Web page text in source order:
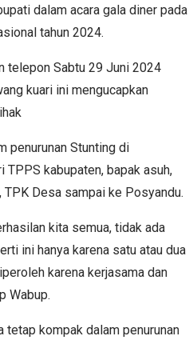
dalam acara gala diner pada
tahun 2024.
telepon Sabtu 29 Juni 2024
kuari ini mengucapkan
penurunan Stunting di
TPPS kabupaten, bapak asuh,
Desa sampai ke Posyandu.
kita semua, tidak ada
ini hanya karena satu atau dua
karena kerjasama dan
Wabup.
tetap kompak dalam penurunan